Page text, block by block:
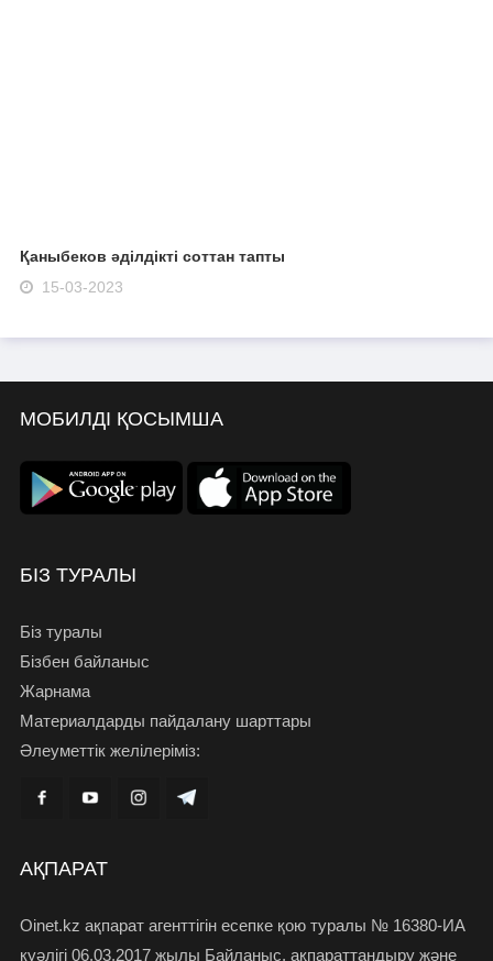
Қаныбеков әділдікті соттан тапты
15-03-2023
МОБИЛДІ ҚОСЫМША
БІЗ ТУРАЛЫ
Біз туралы
Бізбен байланыс
Жарнама
Материалдарды пайдалану шарттары
Әлеуметтік желілеріміз:
АҚПАРАТ
Oinet.kz ақпарат агенттігін есепке қою туралы № 16380-ИА
куәлігі 06.03.2017 жылы Байланыс, ақпараттандыру және